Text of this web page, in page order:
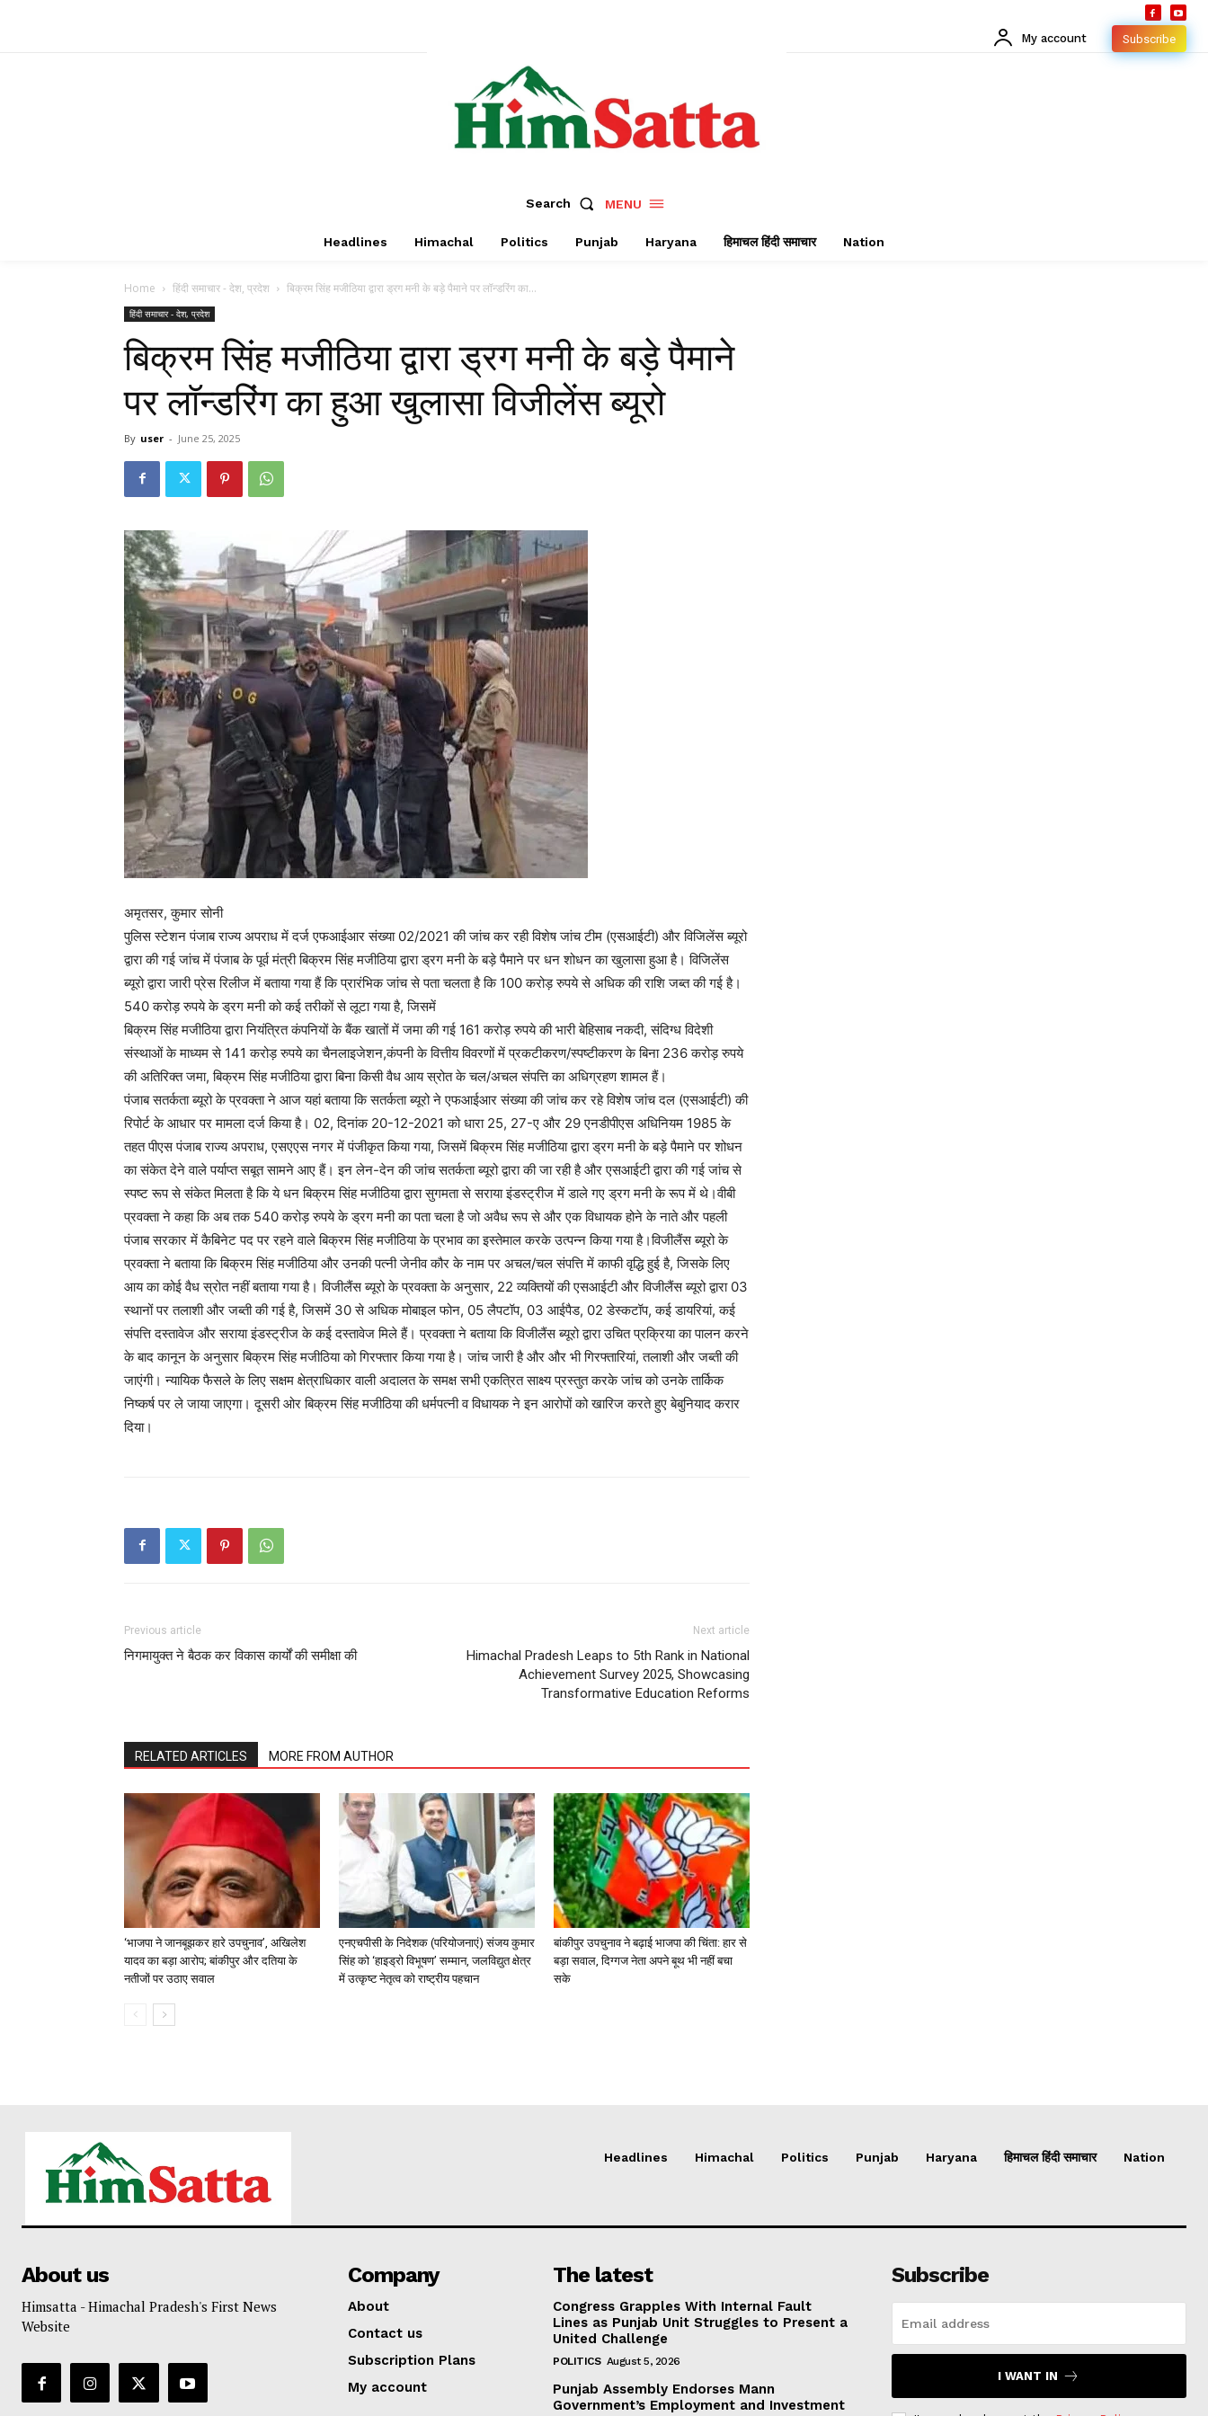
News Week
Magazine PRO
Company
About
Contact us
Subscription Plans
My account
My account Subscribe
Search MENU
Headlines Himachal Politics Punjab Haryana हिमाचल हिंदी समाचार Nation
Home हिंदी समाचार - देश, प्रदेश बिक्रम सिंह मजीठिया द्वारा ड्रग मनी के बड़े पैमाने पर लॉन्डरिंग का...
हिंदी समाचार - देश, प्रदेश
बिक्रम सिंह मजीठिया द्वारा ड्रग मनी के बड़े पैमाने
पर लॉन्डरिंग का हुआ खुलासा विजीलेंस ब्यूरो
By user - June 25, 2025
अमृतसर, कुमार सोनी
पुलिस स्टेशन पंजाब राज्य अपराध में दर्ज एफआईआर संख्या 02/2021 की जांच कर रही विशेष जांच टीम (एसआईटी) और विजिलेंस ब्यूरो
द्वारा की गई जांच में पंजाब के पूर्व मंत्री बिक्रम सिंह मजीठिया द्वारा ड्रग मनी के बड़े पैमाने पर धन शोधन का खुलासा हुआ है। विजिलेंस
ब्यूरो द्वारा जारी प्रेस रिलीज में बताया गया हैं कि प्रारंभिक जांच से पता चलता है कि 100 करोड़ रुपये से अधिक की राशि जब्त की गई है।
540 करोड़ रुपये के ड्रग मनी को कई तरीकों से लूटा गया है, जिसमें
बिक्रम सिंह मजीठिया द्वारा नियंत्रित कंपनियों के बैंक खातों में जमा की गई 161 करोड़ रुपये की भारी बेहिसाब नकदी, संदिग्ध विदेशी
संस्थाओं के माध्यम से 141 करोड़ रुपये का चैनलाइजेशन,कंपनी के वित्तीय विवरणों में प्रकटीकरण/स्पष्टीकरण के बिना 236 करोड़ रुपये
की अतिरिक्त जमा, बिक्रम सिंह मजीठिया द्वारा बिना किसी वैध आय स्रोत के चल/अचल संपत्ति का अधिग्रहण शामल हैं।
पंजाब सतर्कता ब्यूरो के प्रवक्ता ने आज यहां बताया कि सतर्कता ब्यूरो ने एफआईआर संख्या की जांच कर रहे विशेष जांच दल (एसआईटी) की
रिपोर्ट के आधार पर मामला दर्ज किया है। 02, दिनांक 20-12-2021 को धारा 25, 27-ए और 29 एनडीपीएस अधिनियम 1985 के
तहत पीएस पंजाब राज्य अपराध, एसएएस नगर में पंजीकृत किया गया, जिसमें बिक्रम सिंह मजीठिया द्वारा ड्रग मनी के बड़े पैमाने पर शोधन
का संकेत देने वाले पर्याप्त सबूत सामने आए हैं। इन लेन-देन की जांच सतर्कता ब्यूरो द्वारा की जा रही है और एसआईटी द्वारा की गई जांच से
स्पष्ट रूप से संकेत मिलता है कि ये धन बिक्रम सिंह मजीठिया द्वारा सुगमता से सराया इंडस्ट्रीज में डाले गए ड्रग मनी के रूप में थे।वीबी
प्रवक्ता ने कहा कि अब तक 540 करोड़ रुपये के ड्रग मनी का पता चला है जो अवैध रूप से और एक विधायक होने के नाते और पहली
पंजाब सरकार में कैबिनेट पद पर रहने वाले बिक्रम सिंह मजीठिया के प्रभाव का इस्तेमाल करके उत्पन्न किया गया है।विजीलैंस ब्यूरो के
प्रवक्ता ने बताया कि बिक्रम सिंह मजीठिया और उनकी पत्नी जेनीव कौर के नाम पर अचल/चल संपत्ति में काफी वृद्धि हुई है, जिसके लिए
आय का कोई वैध स्रोत नहीं बताया गया है। विजीलैंस ब्यूरो के प्रवक्ता के अनुसार, 22 व्यक्तियों की एसआईटी और विजीलैंस ब्यूरो द्वारा 03
स्थानों पर तलाशी और जब्ती की गई है, जिसमें 30 से अधिक मोबाइल फोन, 05 लैपटॉप, 03 आईपैड, 02 डेस्कटॉप, कई डायरियां, कई
संपत्ति दस्तावेज और सराया इंडस्ट्रीज के कई दस्तावेज मिले हैं। प्रवक्ता ने बताया कि विजीलैंस ब्यूरो द्वारा उचित प्रक्रिया का पालन करने
के बाद कानून के अनुसार बिक्रम सिंह मजीठिया को गिरफ्तार किया गया है। जांच जारी है और और भी गिरफ्तारियां, तलाशी और जब्ती की
जाएंगी। न्यायिक फैसले के लिए सक्षम क्षेत्राधिकार वाली अदालत के समक्ष सभी एकत्रित साक्ष्य प्रस्तुत करके जांच को उनके तार्किक
निष्कर्ष पर ले जाया जाएगा। दूसरी ओर बिक्रम सिंह मजीठिया की धर्मपत्नी व विधायक ने इन आरोपों को खारिज करते हुए बेबुनियाद करार
दिया।
Previous article
निगमायुक्त ने बैठक कर विकास कार्यों की समीक्षा की
Next article
Himachal Pradesh Leaps to 5th Rank in National
Achievement Survey 2025, Showcasing
Transformative Education Reforms
RELATED ARTICLES MORE FROM AUTHOR
‘भाजपा ने जानबूझकर हारे उपचुनाव’, अखिलेश
यादव का बड़ा आरोप; बांकीपुर और दतिया के
नतीजों पर उठाए सवाल
एनएचपीसी के निदेशक (परियोजनाएं) संजय कुमार
सिंह को ‘हाइड्रो विभूषण’ सम्मान, जलविद्युत क्षेत्र
में उत्कृष्ट नेतृत्व को राष्ट्रीय पहचान
बांकीपुर उपचुनाव ने बढ़ाई भाजपा की चिंता: हार से
बड़ा सवाल, दिग्गज नेता अपने बूथ भी नहीं बचा
सके
Headlines Himachal Politics Punjab Haryana हिमाचल हिंदी समाचार Nation
About us
Himsatta - Himachal Pradesh's First News
Website
Company
About
Contact us
Subscription Plans
My account
The latest
Congress Grapples With Internal Fault
Lines as Punjab Unit Struggles to Present a
United Challenge
POLITICS August 5, 2026
Punjab Assembly Endorses Mann
Government’s Employment and Investment
Subscribe
I WANT IN